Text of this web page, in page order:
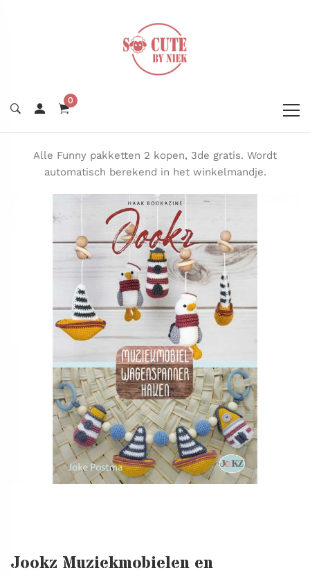
0
Alle Funny pakketten 2 kopen, 3de gratis. Wordt
automatisch berekend in het winkelmandje.
Jookz Muziekmobielen en